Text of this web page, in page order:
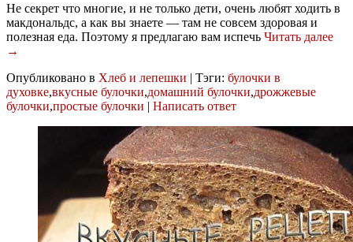
Не секрет что многие, и не только дети, очень любят ходить в
макдональдс, а как вы знаете — там не совсем здоровая и
полезная еда. Поэтому я предлагаю вам испечь Читать далее
→
Опубликовано в Хлеб и лепешки | Тэги: булочки в
духовке,вкусные булочки,домашний булочки,дрожжевые
булочки,простые булочки | Написать ответ